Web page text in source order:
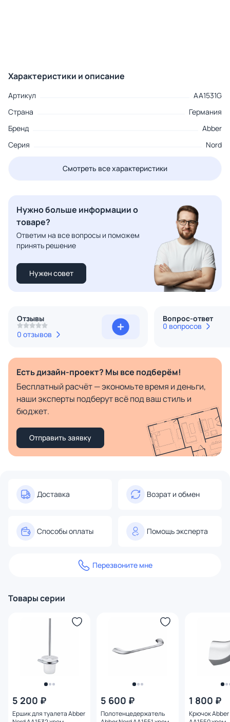
Характеристики и описание
Артикул
AA1531G
Страна
Германия
Бренд
Abber
Серия
Nord
Смотреть все характеристики
Нужно больше информации о
товаре?
Ответим на все вопросы и поможем
принять решение
Нужен совет
Отзывы
0 отзывов
Вопрос-ответ
0 вопросов
Есть дизайн-проект? Мы все подберём!
Бесплатный расчёт — экономьте время и деньги,
наши эксперты подберут всё под ваш стиль и
бюджет.
Отправить заявку
Доставка Возрат и обмен
Способы оплаты Помощь эксперта
Перезвоните мне
Товары серии
5 200 ₽
Ершик для туалета Abber
5 600 ₽
Полотенцедержатель
1 800 ₽
Крючок Abber